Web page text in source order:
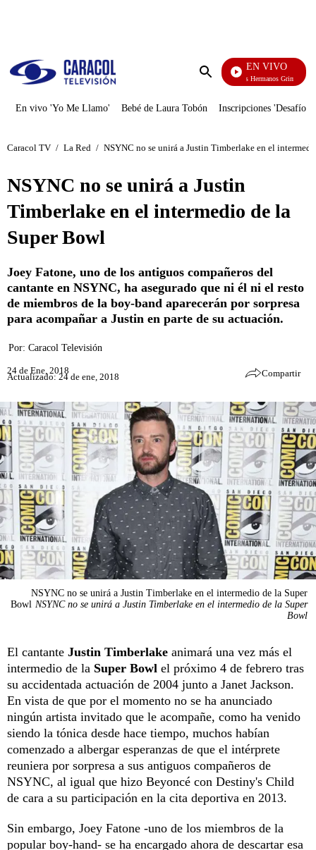
Enviar
EN VIVO
Cuentos De Los Hermanos Grimm
En vivo 'Yo Me Llamo' Bebé de Laura Tobón Inscripciones 'Desafío'
Caracol TV / La Red / NSYNC no se unirá a Justin Timberlake en el
NSYNC no se unirá a Justin
Timberlake en el intermedio de la
Super Bowl
Joey Fatone, uno de los antiguos compañeros del
cantante en NSYNC, ha asegurado que ni él ni el resto
de miembros de la boy-band aparecerán por sorpresa
para acompañar a Justin en parte de su actuación.
Por: Caracol Televisión
24 de Ene, 2018
Actualizado: 24 de ene, 2018 Compartir
NSYNC no se unirá a Justin Timberlake en el intermedio de la Super
Bowl NSYNC no se unirá a Justin Timberlake en el intermedio de la Super
Bowl
El cantante Justin Timberlake animará una vez más el
intermedio de la Super Bowl el próximo 4 de febrero tras
su accidentada actuación de 2004 junto a Janet Jackson.
En vista de que por el momento no se ha anunciado
ningún artista invitado que le acompañe, como ha venido
siendo la tónica desde hace tiempo, muchos habían
comenzado a albergar esperanzas de que el intérprete
reuniera por sorpresa a sus antiguos compañeros de
NSYNC, al igual que hizo Beyoncé con Destiny's Child
de cara a su participación en la cita deportiva en 2013.
Sin embargo, Joey Fatone -uno de los miembros de la
popular boy-hand- se ha encargado ahora de descartar esa